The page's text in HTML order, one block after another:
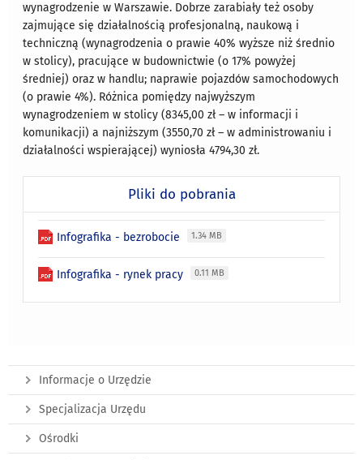
wynagrodzenie w Warszawie. Dobrze zarabiały też osoby
zajmujące się działalnością profesjonalną, naukową i
techniczną (wynagrodzenia o prawie 40% wyższe niż średnio
w stolicy), pracujące w budownictwie (o 17% powyżej
średniej) oraz w handlu; naprawie pojazdów samochodowych
(o prawie 4%). Różnica pomiędzy najwyższym
wynagrodzeniem w stolicy (8345,00 zł – w informacji i
komunikacji) a najniższym (3550,70 zł – w administrowaniu i
działalności wspierającej) wyniosła 4794,30 zł.
Pliki do pobrania
Infografika - bezrobocie 1.34 MB
Infografika - rynek pracy 0.11 MB
Informacje o Urzędzie
Specjalizacja Urzędu
Ośrodki